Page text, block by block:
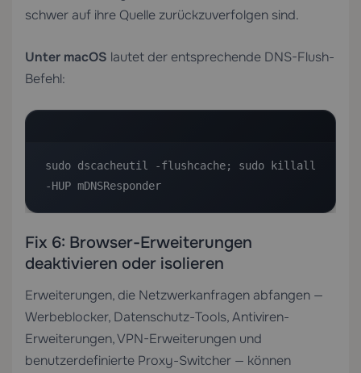
schwer auf ihre Quelle zurückzuverfolgen sind.
Unter macOS lautet der entsprechende DNS-Flush-
Befehl:
sudo dscacheutil -flushcache; sudo killall
-HUP mDNSResponder
Fix 6: Browser-Erweiterungen
deaktivieren oder isolieren
Erweiterungen, die Netzwerkanfragen abfangen —
Werbeblocker, Datenschutz-Tools, Antiviren-
Erweiterungen, VPN-Erweiterungen und
benutzerdefinierte Proxy-Switcher — können